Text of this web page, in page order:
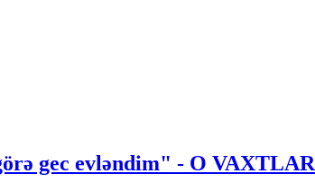
gec evləndim" - O VAXTLAR